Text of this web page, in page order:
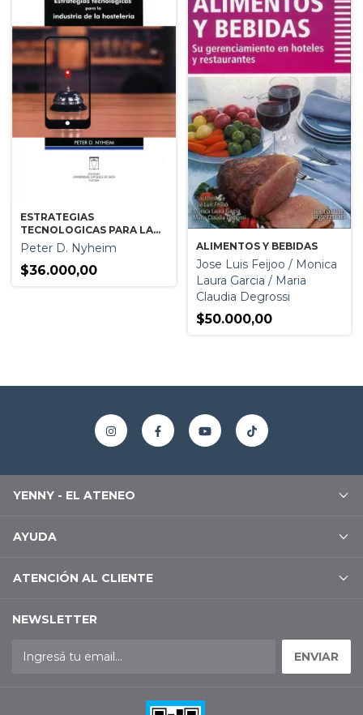
ESTRATEGIAS
TECNOLOGICAS PARA LA
INDUSTRIA DE LA
HOSTELERIA
Peter D. Nyheim
$36.000,00
ALIMENTOS Y BEBIDAS
Jose Luis Feijoo / Monica
Laura Garcia / Maria
Claudia Degrossi
$50.000,00
YENNY - EL ATENEO
AYUDA
ATENCIÓN AL CLIENTE
NEWSLETTER